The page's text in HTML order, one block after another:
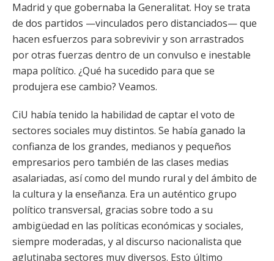
Madrid y que gobernaba la Generalitat. Hoy se trata
de dos partidos —vinculados pero distanciados— que
hacen esfuerzos para sobrevivir y son arrastrados
por otras fuerzas dentro de un convulso e inestable
mapa político. ¿Qué ha sucedido para que se
produjera ese cambio? Veamos.
CiU había tenido la habilidad de captar el voto de
sectores sociales muy distintos. Se había ganado la
confianza de los grandes, medianos y pequeños
empresarios pero también de las clases medias
asalariadas, así como del mundo rural y del ámbito de
la cultura y la enseñanza. Era un auténtico grupo
político transversal, gracias sobre todo a su
ambigüedad en las políticas económicas y sociales,
siempre moderadas, y al discurso nacionalista que
aglutinaba sectores muy diversos. Esto último